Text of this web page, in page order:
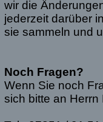
wir die
jederzeit darüber
sie sammeln und
Noch Fragen?
Wenn Sie noch
sich bitte an Herrn